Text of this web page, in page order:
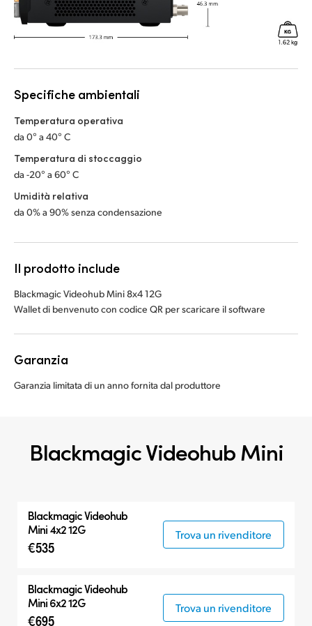
Specifiche ambientali
Temperatura operativa
da 0° a 40° C
Temperatura di stoccaggio
da -20° a 60° C
Umidità relativa
da 0% a 90% senza condensazione
Il prodotto include
Blackmagic Videohub Mini 8x4 12G
Wallet di benvenuto con codice QR per scaricare il software
Garanzia
Garanzia limitata di un anno fornita dal produttore
Blackmagic Videohub Mini
Blackmagic Videohub
Mini 4x2 12G
€535
Trova un rivenditore
Blackmagic Videohub
Mini 6x2 12G
€695
Trova un rivenditore